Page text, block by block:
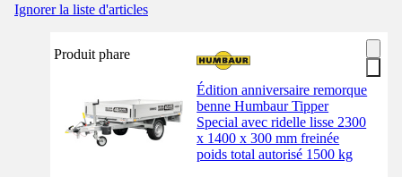
Ignorer la liste d'articles
Produit phare
Édition anniversaire remorque
benne Humbaur Tipper
Special avec ridelle lisse 2300
x 1400 x 300 mm freinée
poids total autorisé 1500 kg